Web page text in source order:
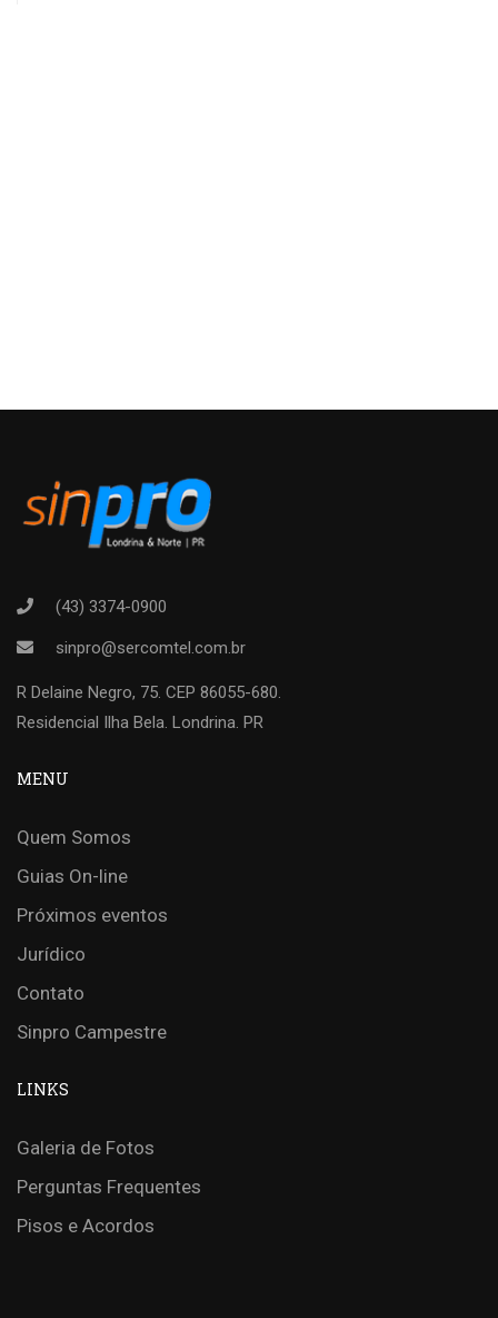
(43) 3374-0900
sinpro@sercomtel.com.br
R Delaine Negro, 75. CEP 86055-680.
Residencial Ilha Bela. Londrina. PR
MENU
Quem Somos
Guias On-line
Próximos eventos
Jurídico
Contato
Sinpro Campestre
LINKS
Galeria de Fotos
Perguntas Frequentes
Pisos e Acordos